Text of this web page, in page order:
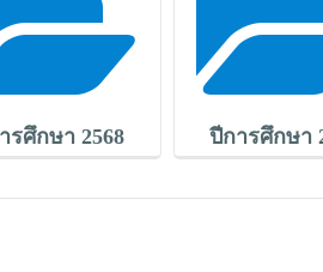
รศึกษา 2568 ปีการศึกษา